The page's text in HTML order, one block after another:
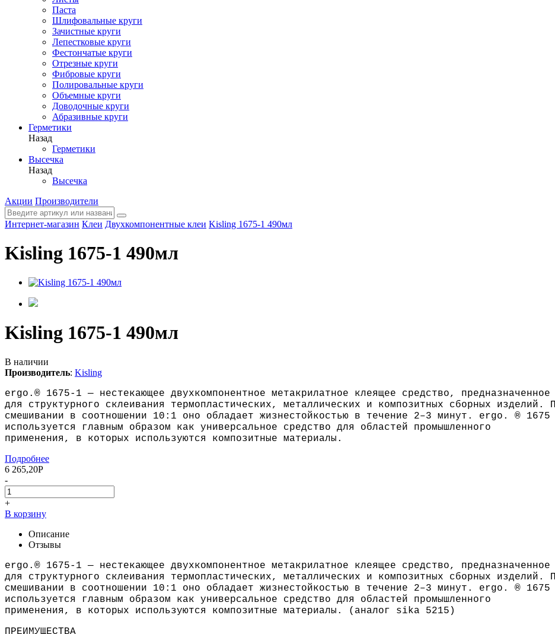
Паста
Шлифовальные круги
Зачистные круги
Лепестковые круги
Фестончатые круги
Отрезные круги
Фибровые круги
Полировальные круги
Объемные круги
Доводочные круги
Абразивные круги
Герметики
Назад
Герметики
Высечка
Назад
Высечка
Акции Производители
Интернет-магазин Клеи Двухкомпонентные клеи Kisling 1675-1 490мл
Kisling 1675-1 490мл
Kisling 1675-1 490мл
В наличии
Производитель: Kisling
ergo.® 1675-1 — нестекающее двухкомпонентное метакрилатное клеящее средство, предназначенное
для структурного склеивания термопластических, металлических и композитных сборных изделий.
смешивании в соотношении 10:1 оно обладает жизнестойкостью в течение 2–3 минут. ergo. ® 1675
используется главным образом как универсальное средство для областей промышленного
применения, в которых используются композитные материалы.
Подробнее
6 265,20Р
-
+
В корзину
Описание
Отзывы
ergo.® 1675-1 — нестекающее двухкомпонентное метакрилатное клеящее средство, предназначенное
для структурного склеивания термопластических, металлических и композитных сборных изделий.
смешивании в соотношении 10:1 оно обладает жизнестойкостью в течение 2–3 минут. ergo. ® 1675
используется главным образом как универсальное средство для областей промышленного
применения, в которых используются композитные материалы. (аналог sika 5215 )
ПРЕИМУЩЕСТВА